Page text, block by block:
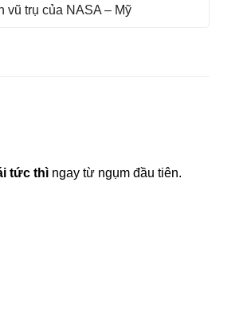
trụ của NASA – Mỹ
tức thì ngay từ ngụm đầu tiên.